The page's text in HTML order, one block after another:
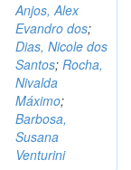
Anjos, Alex
Evandro dos;
Dias, Nicole dos
Santos; Rocha,
Nivalda
Máximo;
Barbosa,
Susana
Venturini